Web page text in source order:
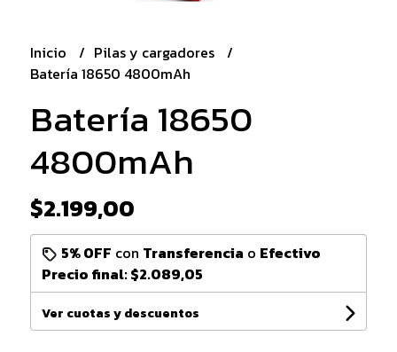
Inicio
Pilas y cargadores
Batería 18650 4800mAh
Batería 18650
4800mAh
$2.199,00
5% OFF con Transferencia o Efectivo
Precio final:$2.089,05
Ver cuotas y descuentos